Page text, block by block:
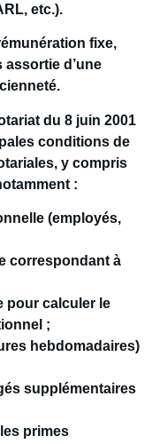
etc.).
fixe,
d’une
du 8 juin 2001
conditions de
y compris
:
(employés,
correspondant à
pour calculer le
;
hebdomadaires)
supplémentaires
primes